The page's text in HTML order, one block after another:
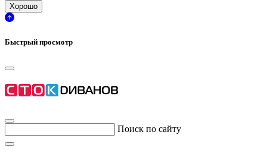
Хорошо
Быстрый просмотр
Поиск по сайту